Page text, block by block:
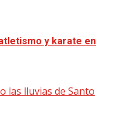
y karate en
las lluvias de Santo